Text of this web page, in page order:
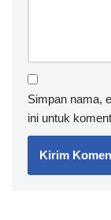
Simpan nama,
ini untuk